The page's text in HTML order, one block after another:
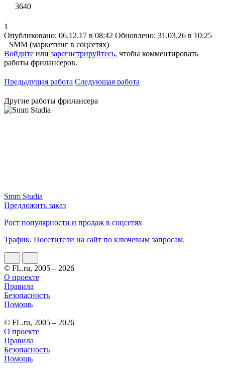
3640
1
Опубликовано: 06.12.17 в 08:42 Обновлено: 31.03.26 в 10:25
SMM (маркетинг в соцсетях)
Войдите или зарегистрируйтесь, чтобы комментировать
работы фрилансеров.
Предыдущая работа Следующая работа
Другие работы фрилансера
Smm Studia
Предложить заказ
Рост популярности и продаж в соцсетях
Трафик. Посетители на сайт по ключевым запросам.
© FL.ru, 2005 – 2026
О проекте
Правила
Безопасность
Помощь
© FL.ru, 2005 – 2026
О проекте
Правила
Безопасность
Помощь